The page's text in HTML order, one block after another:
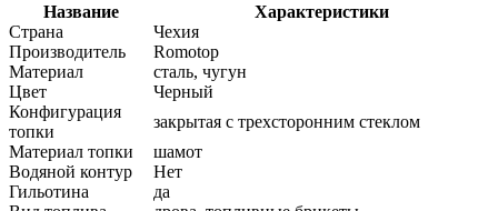
Название
Характеристики
Страна
Чехия
Производитель
Romotop
Материал
сталь, чугун
Цвет
Черный
Конфигурация
топки
закрытая с трехсторонним стеклом
Материал топки
шамот
Водяной контур
Нет
Гильотина
да